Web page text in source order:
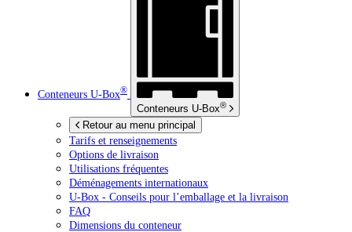
Conteneurs U-Box®
Conteneurs U-Box®
Retour au menu principal
Tarifs et renseignements
Options de livraison
Utilisations fréquentes
Déménagements internationaux
U-Box - Conseils pour l’emballage et la livraison
FAQ
Dimensions du conteneur